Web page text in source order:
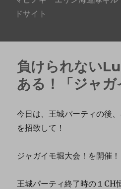
ドサイト
負けられない
ある！「ジャガ
今日は、王城パーティの後
を招致して！
ジャガイモ堀大会！を開催！
王城パーティ終了時の１CH